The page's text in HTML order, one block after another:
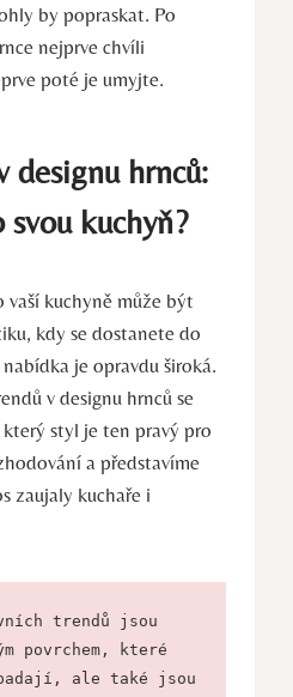
by popraskat. Po
nejprve chvíli
poté je umyjte.
designu hrnců:
kuchyň?
kuchyně může být
kdy se dostanete do
je opravdu široká.
v designu hrnců se
styl je ten pravý pro
a představíme
zaujaly kuchaře i
trendů jsou
povrchem, které
ale také jsou